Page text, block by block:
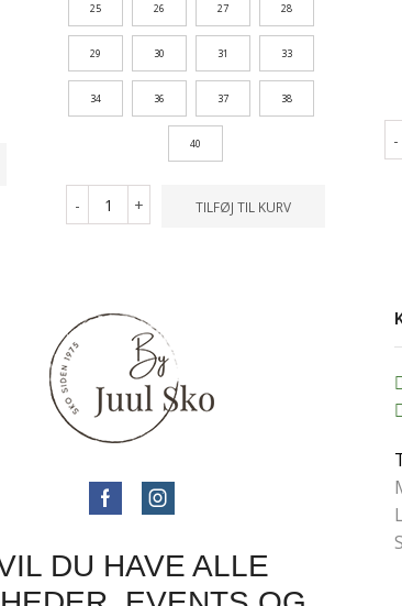
25 26 27 28
29 30 31 33
34 36 37 38
40
- + TILFØJ TIL KURV
-
DU HAVE ALLE